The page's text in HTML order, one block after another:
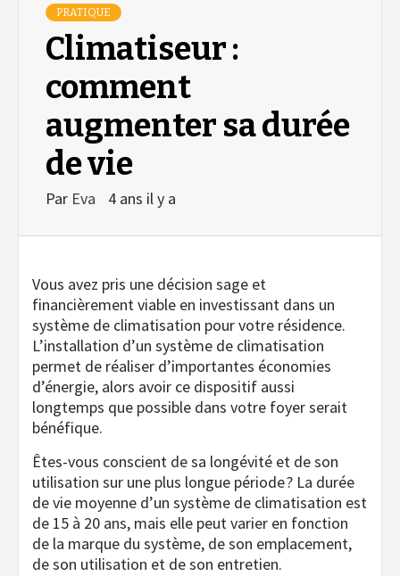
PRATIQUE
Climatiseur :
comment
augmenter sa durée
de vie
Par Eva 4 ans il y a
Vous avez pris une décision sage et
financièrement viable en investissant dans un
système de climatisation pour votre résidence.
L’installation d’un système de climatisation
permet de réaliser d’importantes économies
d’énergie, alors avoir ce dispositif aussi
longtemps que possible dans votre foyer serait
bénéfique.
Êtes-vous conscient de sa longévité et de son
utilisation sur une plus longue période ? La durée
de vie moyenne d’un système de climatisation est
de 15 à 20 ans, mais elle peut varier en fonction
de la marque du système, de son emplacement,
de son utilisation et de son entretien.